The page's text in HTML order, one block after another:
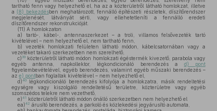
tartható fenn vagy helyezhető el, ha az a közterületről látható homlokzat, illetve
a (8) bekezdésben meghatározott, fennálló építészeti részletek, díszítőrendszer
megjelenését, látványát sérti, vagy ellehetetleníti a fennálló eredeti
díszítőrendszer rekonstrukcióját.
(11) A homlokzaton
a) tartó-, kábel-, antennaszerkezet – a troli, villamos felsővezeték tartó
kivételével – nem helyezhető el, nem tartható fenn,
b) vezeték homlokzati felületen látható módon, kábelcsatornában vagy a
vezetéket takaró szerkezetben nem szerelhető,
c) 39 közterületről látható módon homlokzati égéstermék kivezető, parabola vagy
egyéb antenna, napkollektor, légkondicionáló berendezés a d) pont
figyelembevételével, egyéb berendezés, valamint egyéb műszaki berendezés –
az e) pontban foglaltak kivételével – nem helyezhető el,
d)40
légkondicionáló berendezés kifolyója a homlokzatra, másik rendeltetési
egységre vagy kiszolgáló rendeltetésű területre, közterületre vagy egyéb
szomszédos telekre nem vezethető,
e)41 közterületről látható módon önálló szerkezetben nem helyezhető el
ea)42 árusító berendezés, a parkoló és közlekedési jegyárusító automata,